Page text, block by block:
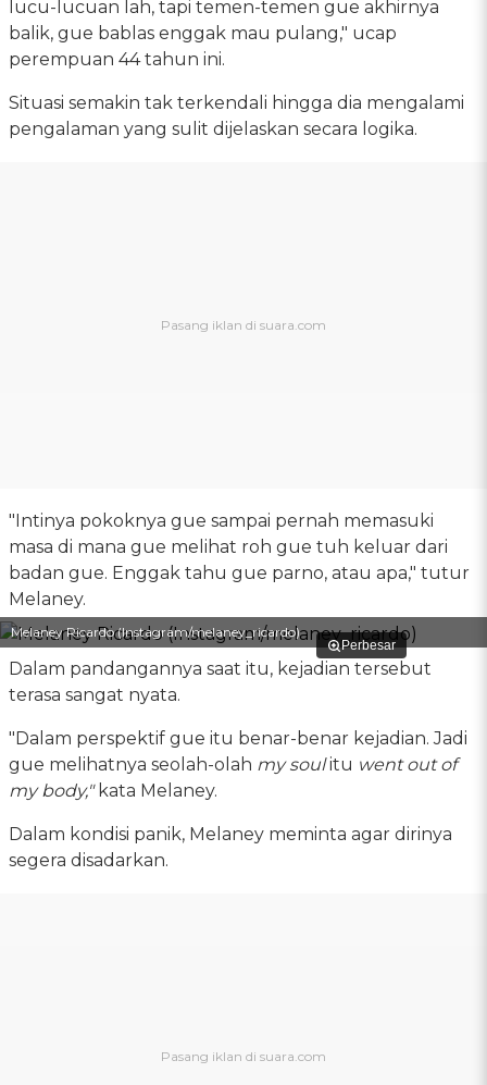
lucu-lucuan lah, tapi temen-temen gue akhirnya
balik, gue bablas enggak mau pulang," ucap
perempuan 44 tahun ini.
Situasi semakin tak terkendali hingga dia mengalami
pengalaman yang sulit dijelaskan secara logika.
"Intinya pokoknya gue sampai pernah memasuki
masa di mana gue melihat roh gue tuh keluar dari
badan gue. Enggak tahu gue parno, atau apa," tutur
Melaney.
Perbesar
Melaney Ricardo (Instagram/melaney_ricardo)
Dalam pandangannya saat itu, kejadian tersebut
terasa sangat nyata.
"Dalam perspektif gue itu benar-benar kejadian. Jadi
gue melihatnya seolah-olah my soulitu went out of
my body,"kata Melaney.
Dalam kondisi panik, Melaney meminta agar dirinya
segera disadarkan.